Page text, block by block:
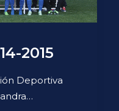
2015
Deportiva